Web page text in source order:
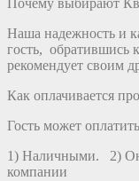
Почему выбирают
Наша надежность и
гость, обратившись
рекомендует своим
Как оплачивается
Гость может
1) Наличными. 2)
компании